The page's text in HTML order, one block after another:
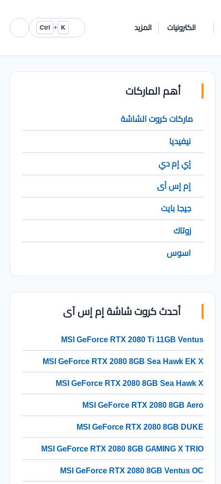
الكترونيات المزيد K
+
Ctrl
أهم الماركات
ماركات كروت الشاشة
نيفيديا
إي إم دي
إم إس آى
جيجا بايت
زوتاك
اسوس
أحدث كروت شاشة إم إس آى
MSI GeForce RTX 2080 Ti 11GB Ventus
MSI GeForce RTX 2080 8GB Sea Hawk EK X
MSI GeForce RTX 2080 8GB Sea Hawk X
MSI GeForce RTX 2080 8GB Aero
MSI GeForce RTX 2080 8GB DUKE
MSI GeForce RTX 2080 8GB GAMING X TRIO
MSI GeForce RTX 2080 8GB Ventus OC